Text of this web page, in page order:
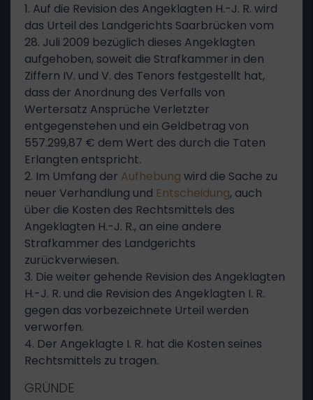
1. Auf die Revision des Angeklagten H.-J. R. wird
das Urteil des Landgerichts Saarbrücken vom
28. Juli 2009 bezüglich dieses Angeklagten
aufgehoben, soweit die Strafkammer in den
Ziffern IV. und V. des Tenors festgestellt hat,
dass der Anordnung des Verfalls von
Wertersatz Ansprüche Verletzter
entgegenstehen und ein Geldbetrag von
557.299,87 € dem Wert des durch die Taten
Erlangten entspricht.
2. Im Umfang der Aufhebung wird die Sache zu
neuer Verhandlung und Entscheidung, auch
über die Kosten des Rechtsmittels des
Angeklagten H.-J. R., an eine andere
Strafkammer des Landgerichts
zurückverwiesen.
3. Die weiter gehende Revision des Angeklagten
H.-J. R. und die Revision des Angeklagten I. R.
gegen das vorbezeichnete Urteil werden
verworfen.
4. Der Angeklagte I. R. hat die Kosten seines
Rechtsmittels zu tragen.
GRÜNDE